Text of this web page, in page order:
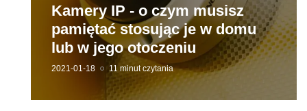
Kamery IP - o czym musisz
pamiętać stosując je w domu
lub w jego otoczeniu
2021-01-18 11 minut czytania